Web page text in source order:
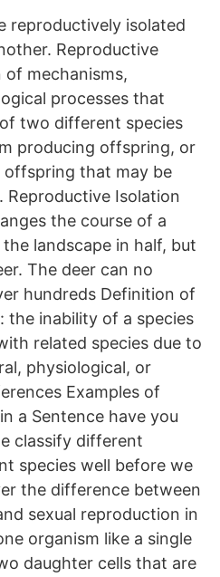
reproductively isolated
Reproductive
of mechanisms,
processes that
two different species
producing offspring, or
that may be
Isolation
the course of a
landscape in half, but
The deer can no
hundreds Definition of
the inability of a species
related species due to
physiological, or
Examples of
a Sentence have you
classify different
species well before we
the difference between
sexual reproduction in
organism like a single
daughter cells that are